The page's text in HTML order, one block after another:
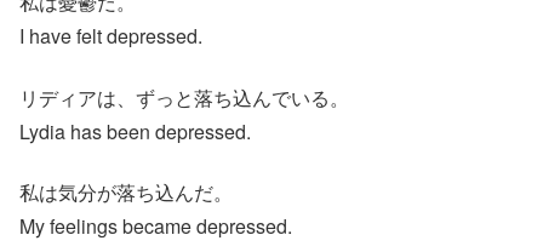
I have felt depressed.
リディアは、ずっと落ち込んでいる。
Lydia has been depressed.
私は気分が落ち込んだ。
My feelings became depressed.